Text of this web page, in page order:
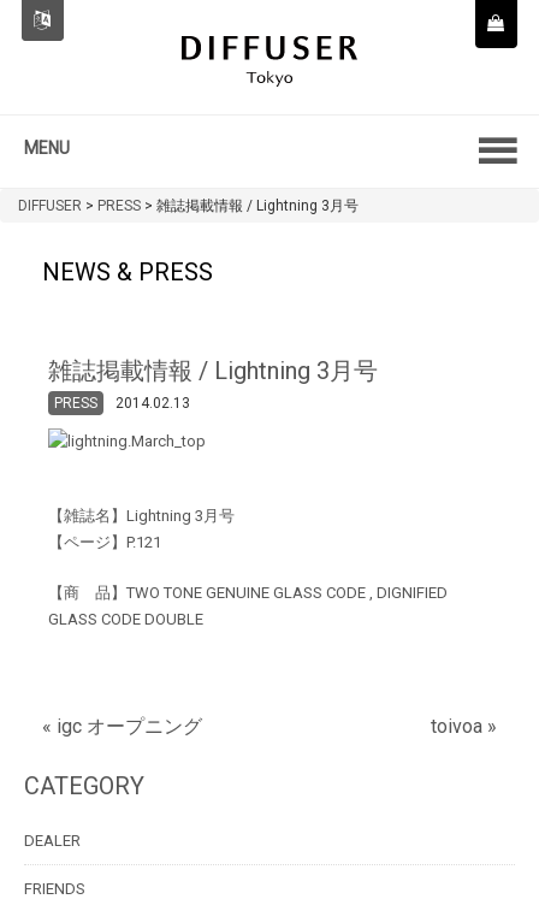
MENU
DIFFUSER > PRESS > 雑誌掲載情報 / Lightning 3月号
NEWS & PRESS
雑誌掲載情報 / Lightning 3月号
PRESS 2014.02.13
【雑誌名】Lightning 3月号
【ページ】P.121
【商 品】 TWO TONE GENUINE GLASS CODE DIGNIFIED
GLASS CODE DOUBLE
« igc オープニング toivoa »
CATEGORY
DEALER
FRIENDS